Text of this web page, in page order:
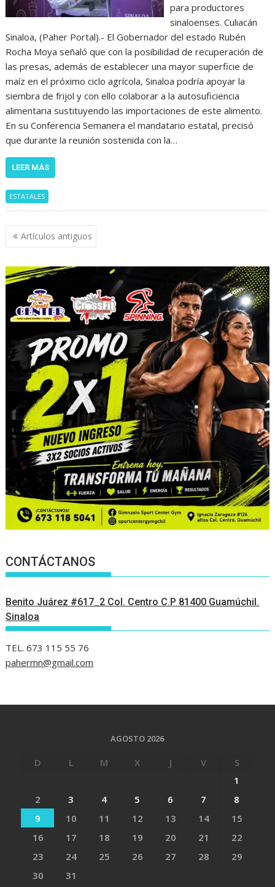
para productores
sinaloenses. Culiacán
Sinaloa, (Paher Portal).- El Gobernador del estado Rubén
Rocha Moya señaló que con la posibilidad de recuperación de
las presas, además de establecer una mayor superficie de
maíz en el próximo ciclo agrícola, Sinaloa podría apoyar la
siembra de frijol y con ello colaborar a la autosuficiencia
alimentaria sustituyendo las importaciones de este alimento.
En su Conferencia Semanera el mandatario estatal, precisó
que durante la reunión sostenida con la…
LEER MÁS
ESTATALES
Navegación
de
entradas
Artículos antiguos
CONTÁCTANOS
Benito Juárez #617_2 Col. Centro C.P 81400 Guamúchil.
Sinaloa
TEL. 673 115 55 76
pahermn@gmail.com
AGOSTO 2026
D L M X J V
S
1
2
3 4 5 6 7
8
9
10 11 12 13 14
15
16
17 18 19 20 21
22
23
24 25 26 27 28
29
30
31